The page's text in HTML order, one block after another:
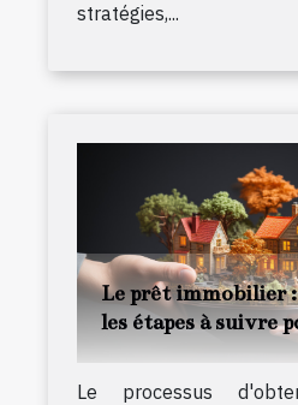
stratégies,...
Le prêt immobilier
les étapes à suivre
Le processus